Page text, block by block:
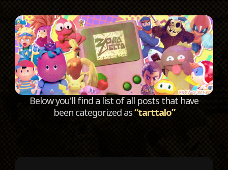
Below you'll find a list of all posts that have
been categorized as“tarttalo”